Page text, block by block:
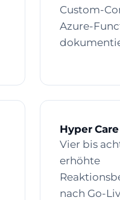
Custom-
Azure-
Hyper Care
Vier bis
erhöhte
nach Go-